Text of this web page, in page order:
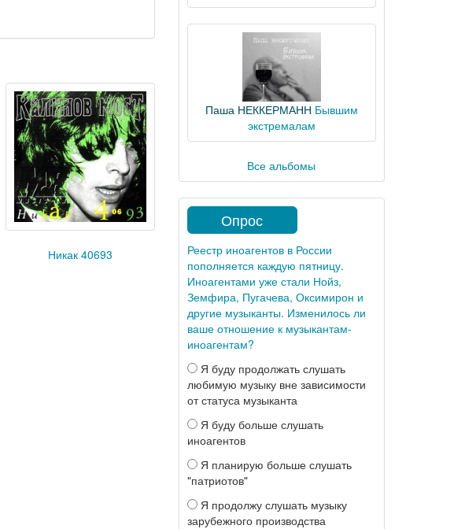
Никак 40693
Паша НЕККЕРМАНН Бывшим
экстремалам
Все альбомы
Опрос
Реестр иноагентов в России
пополняется каждую пятницу.
Иноагентами уже стали Нойз,
Земфира, Пугачева, Оксимирон и
другие музыканты. Изменилось ли
ваше отношение к музыкантам-
иноагентам?
Я буду продолжать слушать
любимую музыку вне зависимости
от статуса музыканта
Я буду больше слушать
иноагентов
Я планирую больше слушать
"патриотов"
Я продолжу слушать музыку
зарубежного производства